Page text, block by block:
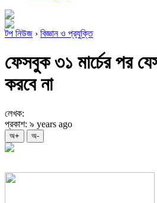
টপ নিউজ › বিজ্ঞান ও প্রযুক্তি
ফেসবুক ৩১ মার্চের পর
করবে না
লেখক:
প্রকাশ: ৯ years ago
অ+ অ-